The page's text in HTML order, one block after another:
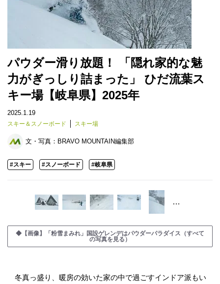
パウダー滑り放題！ 「隠れ家的な魅
力がぎっしり詰まった」 ひだ流葉ス
キー場【岐阜県】2025年
2025.1.19
スキー＆スノーボード スキー場
文・写真： BRAVO MOUNTAIN編集部
#スキー #スノーボード #岐阜県
…
◆【画像】「粉雪まみれ」国設ゲレンデはパウダーパラダイス（すべて
の写真を見る）
冬真っ盛り、暖房の効いた家の中で過ごすインドア派もい